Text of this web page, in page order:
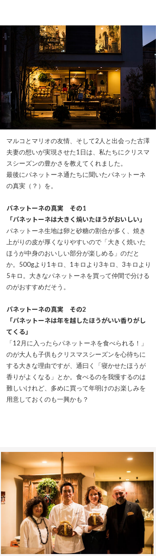
マルコとマリオの友情、そして2人と出会った古澤
夫妻の想いが実現させた1日は、私たちにクリスマ
スシーズンの豊かさを教えてくれました。
最後にパネットーネ通たちに聞いたパネットーネ
の真実（？）を。
パネットーネの真実 その1
「パネットーネは大きく焼いたほうがおいしい」
パネットーネ生地は卵と砂糖の割合が多く、焼き
上がりの皮が厚くなりやすいので「大きく焼いた
ほうが中身のおいしい部分が楽しめる」のだと
か。500gより1キロ、1キロより3キロ、3キロより
5キロ。大きなパネットーネを買って仲間で分ける
のがおすすめだそう。
パネットーネの真実 その2
「パネットーネは年を越したほうがいい香りがし
てくる」
「12月に入ったらパネットーネを食べられる！」
のが大人も子供もクリスマスシーズンを心待ちに
する大きな理由ですが、通曰く「寝かせたほうが
香りがよくなる」とか。食べるのを我慢するのは
難しいけれど、多めに買って年明けのお楽しみを
用意しておくのも一興かも？